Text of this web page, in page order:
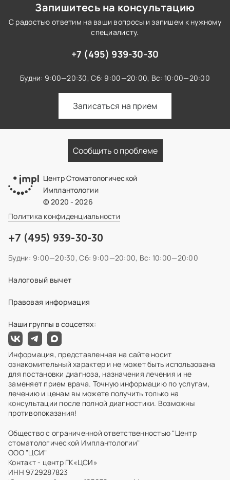
Запишитесь на консультацию
С радостью ответим на ваши вопросы и запишем к нужному
специалисту.
+7 (495) 939-30-30
Будни: 9:00—20:30, Сб: 9:00—20:00, Вс: 10:00—20:00
Записаться на прием
Сообщить о проблеме
Центр Стоматологической
Имплантологии
© 2020 - 2026
Политика конфиденциальности
+7 (495) 939-30-30
Будни: 9:00—20:30, Сб: 9:00—20:00, Вс: 10:00—20:00
Налоговый вычет
Наши группы в соцсетях:
Правовая информация
Информация, представленная на сайте носит
ознакомительный характер и не может быть использована
для постановки диагноза, назначения лечения и не
заменяет прием врача. Точную информацию по услугам,
лечению и ценам вы можете получить только на
консультации после полной диагностики. Возможны
противопоказания!
Общество с ограниченной ответственностью "Центр
стоматологической Имплантологии"
ООО "ЦСИ"
Контакт - центр ГК«ЦСИ»
ИНН 9729287823